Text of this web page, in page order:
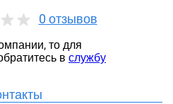
0 отзывов
то для
в службу